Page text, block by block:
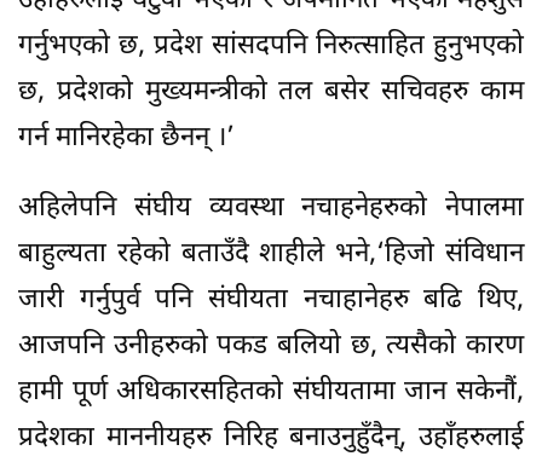
गर्नुभएको छ, प्रदेश सांसदपनि निरुत्साहित हुनुभएको
छ, प्रदेशको मुख्यमन्त्रीको तल बसेर सचिवहरु काम
गर्न मानिरहेका छैनन् ।’
अहिलेपनि संघीय व्यवस्था नचाहनेहरुको नेपालमा
बाहुल्यता रहेको बताउँदै शाहीले भने,‘हिजो संविधान
जारी गर्नुपुर्व पनि संघीयता नचाहानेहरु बढि थिए,
आजपनि उनीहरुको पकड बलियो छ, त्यसैको कारण
हामी पूर्ण अधिकारसहितको संघीयतामा जान सकेनौं,
प्रदेशका माननीयहरु निरिह बनाउनुहुँदैन्, उहाँहरुलाई